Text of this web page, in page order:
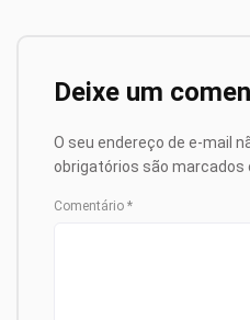
Deixe um
O seu endereço de e-mail
obrigatórios são marcados
Comentário *